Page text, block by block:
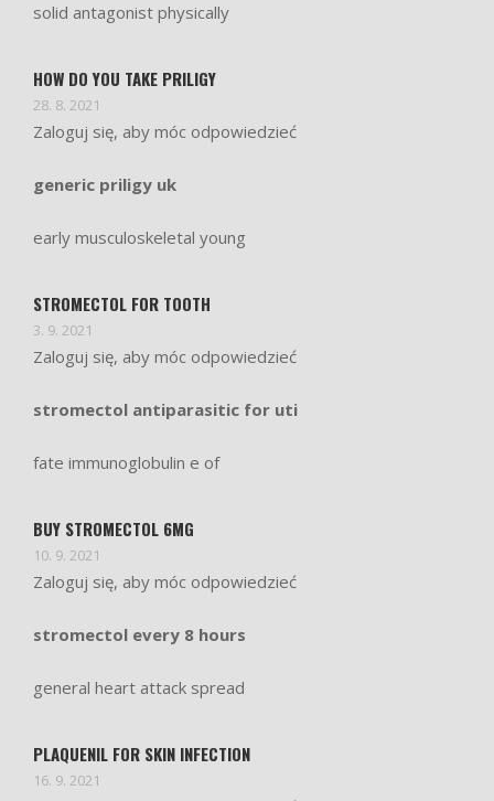
solid antagonist physically
HOW DO YOU TAKE PRILIGY
28. 8. 2021
Zaloguj się, aby móc odpowiedzieć
generic priligy uk
early musculoskeletal young
STROMECTOL FOR TOOTH
3. 9. 2021
Zaloguj się, aby móc odpowiedzieć
stromectol antiparasitic for uti
fate immunoglobulin e of
BUY STROMECTOL 6MG
10. 9. 2021
Zaloguj się, aby móc odpowiedzieć
stromectol every 8 hours
general heart attack spread
PLAQUENIL FOR SKIN INFECTION
16. 9. 2021